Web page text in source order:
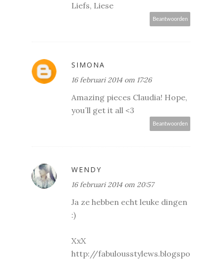
Liefs, Liese
Beantwoorden
SIMONA
16 februari 2014 om 17:26
Amazing pieces Claudia! Hope,
you´ll get it all <3
Beantwoorden
WENDY
16 februari 2014 om 20:57
Ja ze hebben echt leuke dingen
:)
XxX
http://fabulousstylews.blogspo